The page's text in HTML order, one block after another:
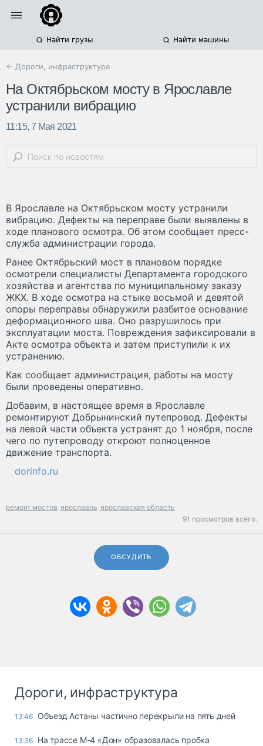
Найти грузы Найти машины
← Дороги, инфраструктура
На Октябрьском мосту в Ярославле
устранили вибрацию
11:15, 7 Мая 2021
В Ярославле на Октябрьском мосту устранили
вибрацию. Дефекты на переправе были выявлены в
ходе планового осмотра. Об этом сообщает пресс-
служба администрации города.
Ранее Октябрьский мост в плановом порядке
осмотрели специалисты Департамента городского
хозяйства и агентства по муниципальному заказу
ЖКХ. В ходе осмотра на стыке восьмой и девятой
опоры переправы обнаружили разбитое основание
деформационного шва. Оно разрушилось при
эксплуатации моста. Повреждения зафиксировали в
Акте осмотра объекта и затем приступили к их
устранению.
Как сообщает администрация, работы на мосту
были проведены оперативно.
Добавим, в настоящее время в Ярославле
ремонтируют Добрынинский путепровод. Дефекты
на левой части объекта устранят до 1 ноября, после
чего по путепроводу откроют полноценное
движение транспорта.
dorinfo.ru
ремонт мостов ярославль ярославская область
91 просмотров всего.
ОБСУДИТЬ
Дороги, инфраструктура
13:46 Объезд Астаны частично перекрыли на пять дней
13:36 На трассе М-4 «Дон» образовалась пробка